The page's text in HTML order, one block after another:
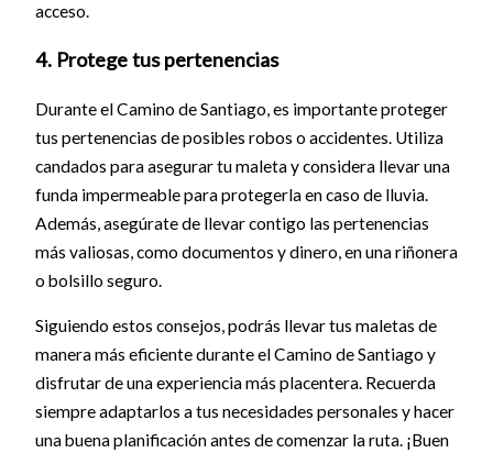
acceso.
4. Protege tus pertenencias
Durante el Camino de Santiago, es importante proteger
tus pertenencias de posibles robos o accidentes. Utiliza
candados para asegurar tu maleta y considera llevar una
funda impermeable para protegerla en caso de lluvia.
Además, asegúrate de llevar contigo las pertenencias
más valiosas, como documentos y dinero, en una riñonera
o bolsillo seguro.
Siguiendo estos consejos, podrás llevar tus maletas de
manera más eficiente durante el Camino de Santiago y
disfrutar de una experiencia más placentera. Recuerda
siempre adaptarlos a tus necesidades personales y hacer
una buena planificación antes de comenzar la ruta. ¡Buen